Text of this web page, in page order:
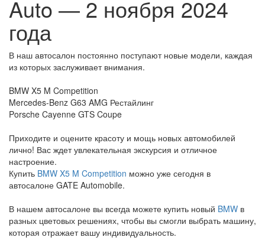
Auto — 2 ноября 2024
года
В наш автосалон постоянно поступают новые модели, каждая
из которых заслуживает внимания.
BMW X5 M Competition
Mercedes-Benz G63 AMG Рестайлинг
Porsche Cayenne GTS Coupe
Приходите и оцените красоту и мощь новых автомобилей
лично! Вас ждет увлекательная экскурсия и отличное
настроение.
Купить BMW X5 M Competition можно уже сегодня в
автосалоне GATE Automobile.
В нашем автосалоне вы всегда можете купить новый BMW в
разных цветовых решениях, чтобы вы смогли выбрать машину,
которая отражает вашу индивидуальность.